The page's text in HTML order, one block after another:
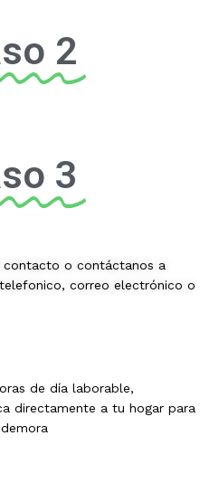
2
3
o contáctanos a
correo electrónico o
de día laborable,
directamente a tu hogar para